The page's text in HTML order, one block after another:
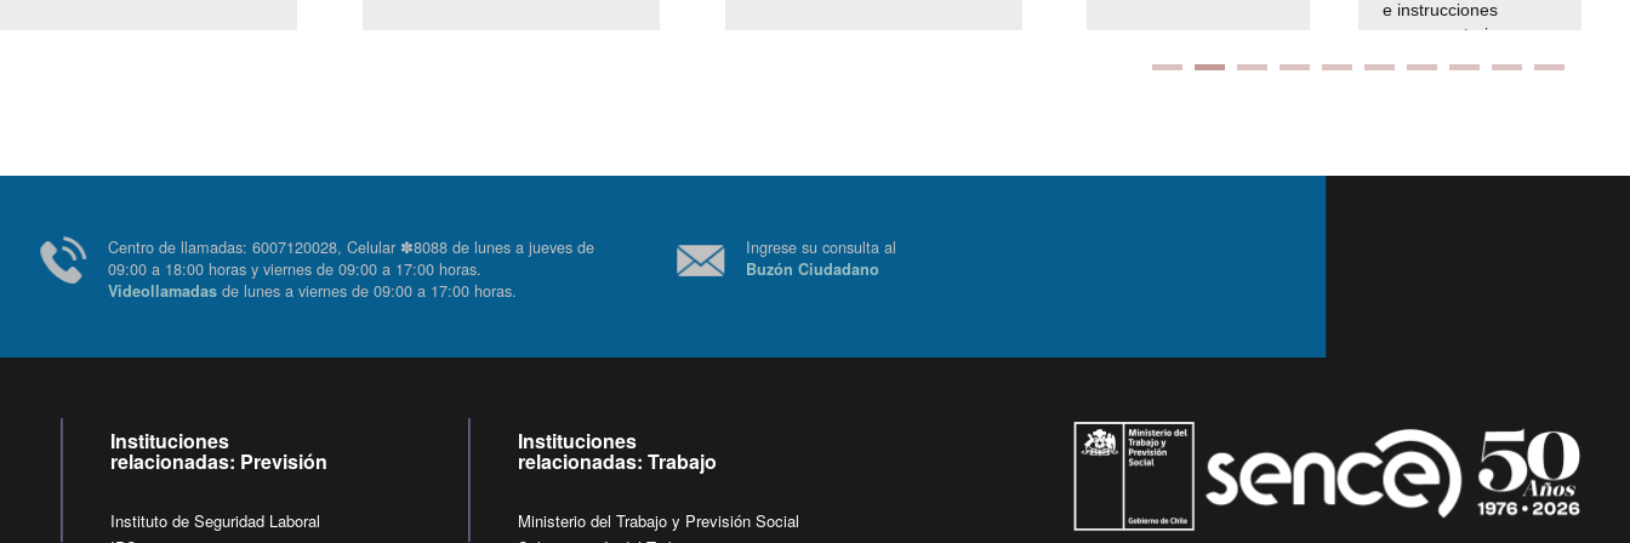
e instrucciones
presuspuetarias
Centro de llamadas: 6007120028, Celular ✽8088 de lunes a jueves de
09:00 a 18:00 horas y viernes de 09:00 a 17:00 horas.
Videollamadas de lunes a viernes de 09:00 a 17:00 horas.
Ingrese su consulta al
Buzón Ciudadano
Instituciones
relacionadas: Previsión
Instituto de Seguridad Laboral
Instituciones
relacionadas: Trabajo
Ministerio del Trabajo y Previsión Social